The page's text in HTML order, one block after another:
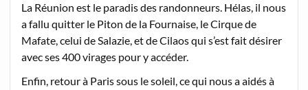
La Réunion est le paradis des randonneurs. Hélas, il nous
a fallu quitter le Piton de la Fournaise, le Cirque de
Mafate, celui de Salazie, et de Cilaos qui s’est fait désirer
avec ses 400 virages pour y accéder.
Enfin, retour à Paris sous le soleil, ce qui nous a aidés à